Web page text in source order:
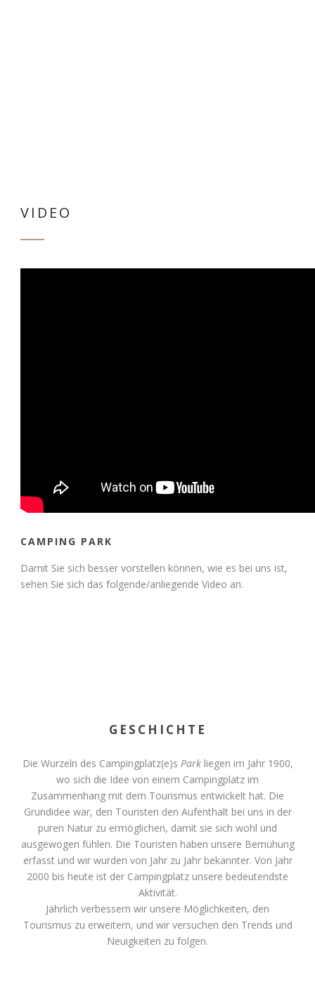
VIDEO
CAMPING PARK
Damit Sie sich besser vorstellen können, wie es bei uns ist,
sehen Sie sich das folgende/anliegende Video an.
GESCHICHTE
Die Wurzeln des Campingplatz(e)s Park liegen im Jahr 1900,
wo sich die Idee von einem Campingplatz im
Zusammenhang mit dem Tourismus entwickelt hat. Die
Grundidee war, den Touristen den Aufenthalt bei uns in der
puren Natur zu ermöglichen, damit sie sich wohl und
ausgewogen fühlen. Die Touristen haben unsere Bemühung
erfasst und wir wurden von Jahr zu Jahr bekannter. Von Jahr
2000 bis heute ist der Campingplatz unsere bedeutendste
Aktivität.
Jährlich verbessern wir unsere Möglichkeiten, den
Tourismus zu erweitern, und wir versuchen den Trends und
Neuigkeiten zu folgen.